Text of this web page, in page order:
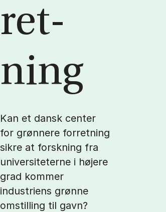
ret­
ning
Kan et dansk center
for grønnere forretning
sikre at forskning fra
universiteterne i højere
grad kommer
industriens grønne
omstilling til gavn?